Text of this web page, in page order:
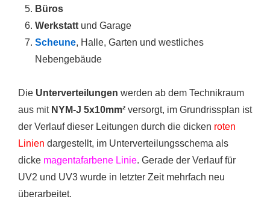
Büros
Werkstatt und Garage
Scheune, Halle, Garten und westliches
Nebengebäude
Die Unterverteilungen werden ab dem Technikraum
aus mit NYM-J 5x10mm² versorgt, im Grundrissplan ist
der Verlauf dieser Leitungen durch die dicken roten
Linien dargestellt, im Unterverteilungsschema als
dicke magentafarbene Linie. Gerade der Verlauf für
UV2 und UV3 wurde in letzter Zeit mehrfach neu
überarbeitet.